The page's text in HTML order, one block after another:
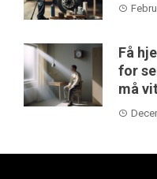
Få
for
må